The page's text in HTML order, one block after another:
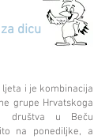
dicu
i je kombinacija
grupe Hrvatskoga
društva u Beču
na ponediljke, a